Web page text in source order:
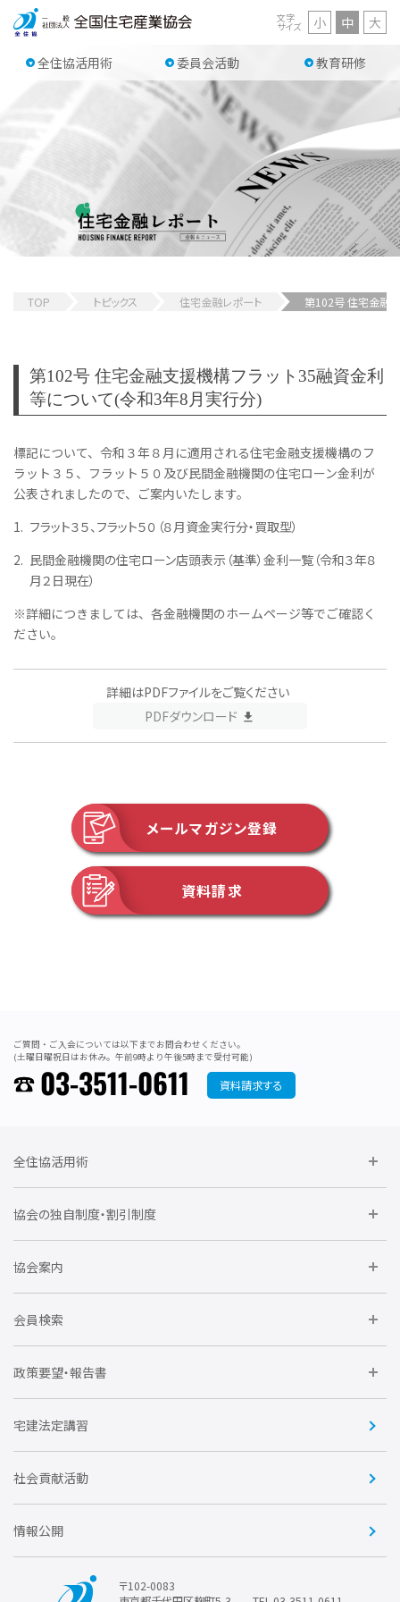
全住協活用術 委員会活動 教育研修
文字
サイズ 小 中 大
TOP トピックス 住宅金融レポート 第102号 住宅金融
第102号 住宅金融支援機構フラット35融資金利
等について(令和3年8月実行分)
標記について、令和３年８月に適用される住宅金融支援機構のフ
ラット３５、フラット５０及び民間金融機関の住宅ローン金利が
公表されましたので、ご案内いたします。
フラット３５、フラット５０（８月資金実行分・買取型）
民間金融機関の住宅ローン店頭表示（基準）金利一覧（令和３年８
月２日現在）
※詳細につきましては、各金融機関のホームページ等でご確認く
ださい。
詳細はPDFファイルをご覧ください
PDFダウンロード
メールマガジン登録
資料請求
ご質問・ご入会については以下までお問合わせください。
(土曜日曜祝日はお休み。午前9時より午後5時まで受付可能)
03-3511-0611 資料請求する
全住協活用術
委員会に参加しよう
要望活動に参加しよう
協会の独自制度・割引制度
住宅瑕疵担保責任保険割引制度
全住協NET
不動産後見アドバイザー資格講習
会
全住協ビジネスショップ
協会案内
運営組織
トライアル会員制度
会員検索
企業会員
賛助会員
政策要望・報告書
住宅・土地税制改正要望
優良事業表彰
宅建法定講習
社会貢献活動
情報公開
〒102-0083